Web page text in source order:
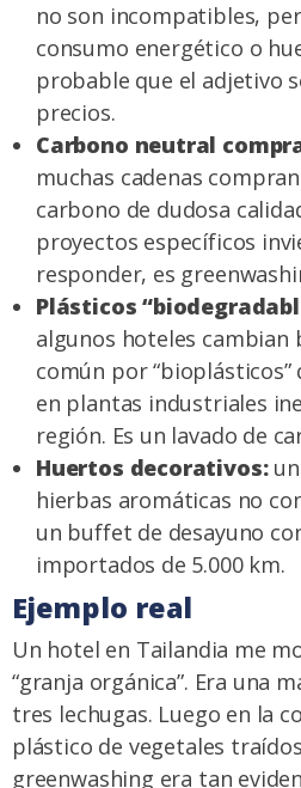
no son incompatibles,
consumo energético o
probable que el adjetivo
precios.
Carbono neutral
muchas cadenas
carbono de dudosa
proyectos específicos
responder, es
Plásticos
algunos hoteles cambian
común por “bioplásticos”
en plantas industriales
región. Es un lavado de
Huertos decorativos:un
hierbas aromáticas no
un buffet de desayuno
importados de 5.000 km.
Ejemplo real
Un hotel en Tailandia me
“granja orgánica”. Era una
tres lechugas. Luego en la
plástico de vegetales
greenwashing era tan